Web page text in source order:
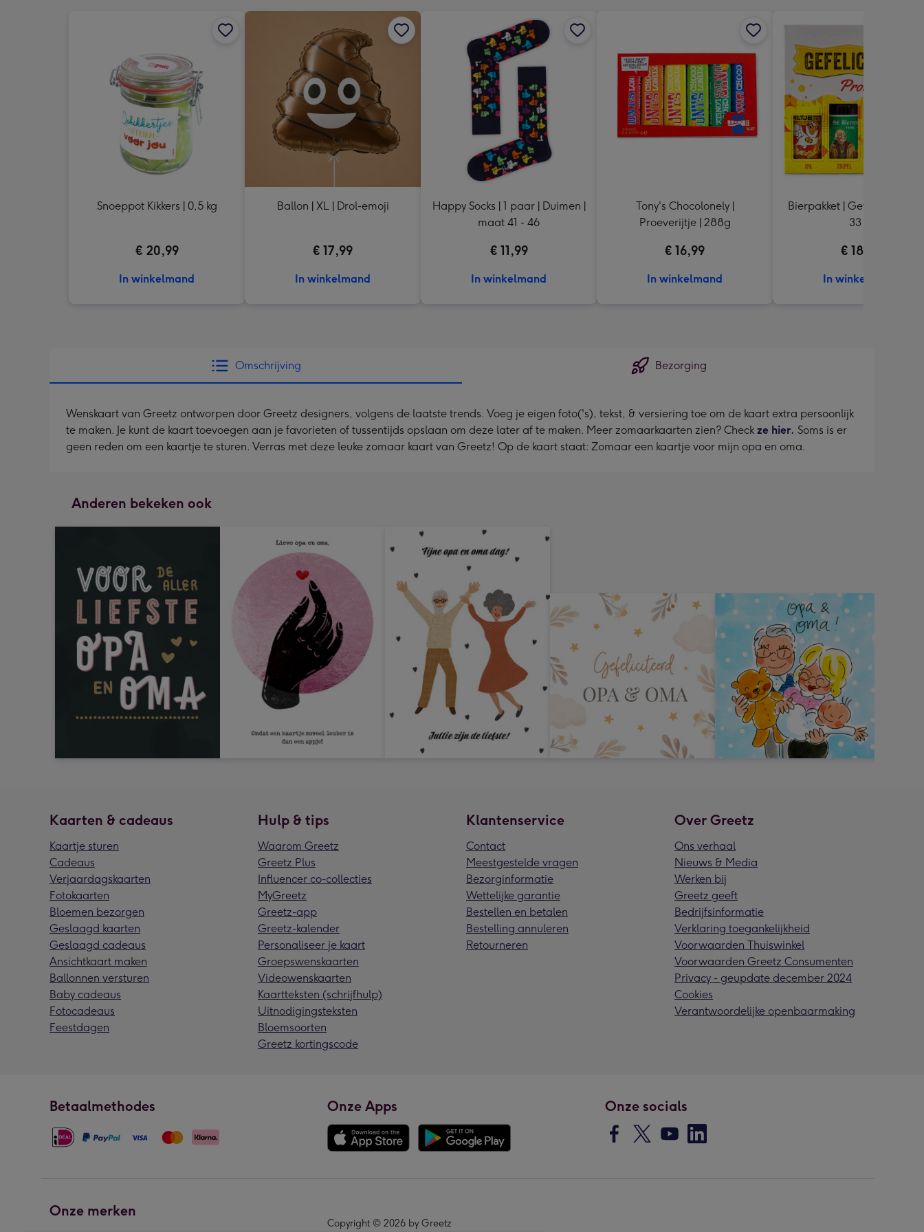
Snoeppot Kikkers | 0,5 kg
€ 20,99
In winkelmand
Ballon | XL | Drol-emoji
€ 17,99
In winkelmand
Happy Socks | 1 paar | Duimen |
maat 41 - 46
€ 11,99
In winkelmand
Tony's Chocolonely |
Proeverijtje | 288g
€ 16,99
In winkelmand
Bierpakket | Gefeliciteerd |
33 cl
€ 18,99
In winkelmand
Omschrijving Bezorging
Wenskaart van Greetz ontworpen door Greetz designers, volgens de laatste trends. Voeg je eigen foto('s), tekst, & versiering toe om de kaart extra persoonlijk
te maken. Je kunt de kaart toevoegen aan je favorieten of tussentijds opslaan om deze later af te maken. Meer zomaarkaarten zien? Check ze hier. Soms is er
geen reden om een kaartje te sturen. Verras met deze leuke zomaar kaart van Greetz! Op de kaart staat: Zomaar een kaartje voor mijn opa en oma.
Anderen bekeken ook
Kaarten & cadeaus
Kaartje sturen
Cadeaus
Verjaardagskaarten
Fotokaarten
Bloemen bezorgen
Geslaagd kaarten
Geslaagd cadeaus
Ansichtkaart maken
Ballonnen versturen
Baby cadeaus
Fotocadeaus
Feestdagen
Hulp & tips
Waarom Greetz
Greetz Plus
Influencer co-collecties
MyGreetz
Greetz-app
Greetz-kalender
Personaliseer je kaart
Groepswenskaarten
Videowenskaarten
Kaartteksten (schrijfhulp)
Uitnodigingsteksten
Bloemsoorten
Greetz kortingscode
Klantenservice
Contact
Meestgestelde vragen
Bezorginformatie
Wettelijke garantie
Bestellen en betalen
Bestelling annuleren
Retourneren
Over Greetz
Ons verhaal
Nieuws & Media
Werken bij
Greetz geeft
Bedrijfsinformatie
Verklaring toegankelijkheid
Voorwaarden Thuiswinkel
Voorwaarden Greetz Consumenten
Privacy - geupdate december 2024
Cookies
Verantwoordelijke openbaarmaking
Betaalmethodes Onze Apps Onze socials
Onze merken
Copyright © 2026 by Greetz